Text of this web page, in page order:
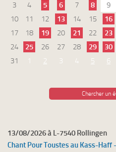
3
4 5 6 7 8
9
10
11 12 13 14 15
16
17
18 19 20 21 22
23
24
25 26 27 28 29
30
31
1 2 3 4 5 6
Chercher un
13/08/2026 à L-7540 Rollingen
Chant Pour Toustes au Kass-Haff